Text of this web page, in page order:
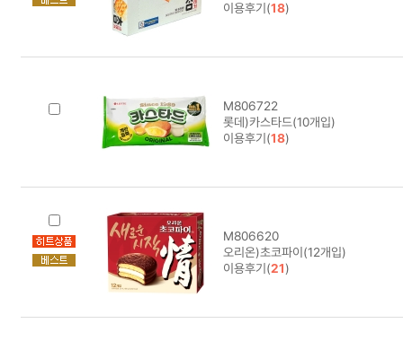
이용후기(18)
M806722
롯데)카스타드(10개입)
이용후기(18)
M806620
오리온)초코파이(12개입)
이용후기(21)